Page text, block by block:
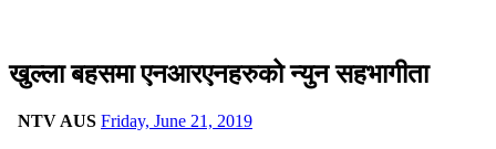
खुल्ला बहसमा एनआरएनहरुको न्युन सहभागीता
NTV AUS Friday, June 21, 2019